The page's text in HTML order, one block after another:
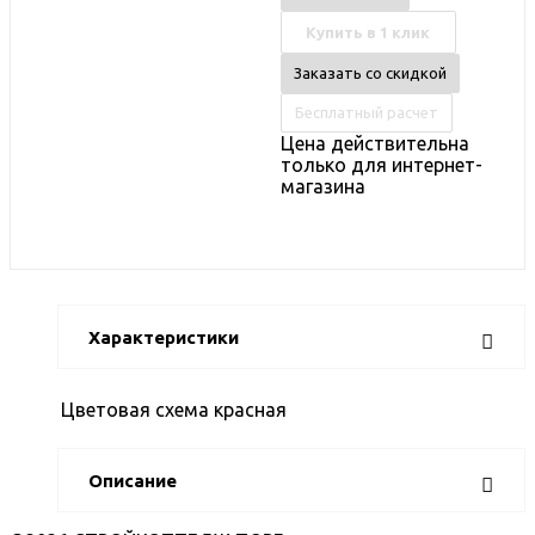
Купить в 1 клик
Заказать со скидкой
Бесплатный расчет
Цена действительна
только для интернет-
магазина
Характеристики
Цветовая схема красная
Описание